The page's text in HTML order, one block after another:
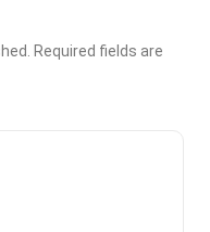
Required fields are